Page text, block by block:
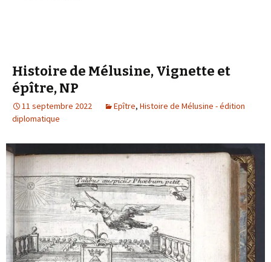
Histoire de Mélusine, Vignette et
épître, NP
11 septembre 2022 Epître, Histoire de Mélusine - édition
diplomatique